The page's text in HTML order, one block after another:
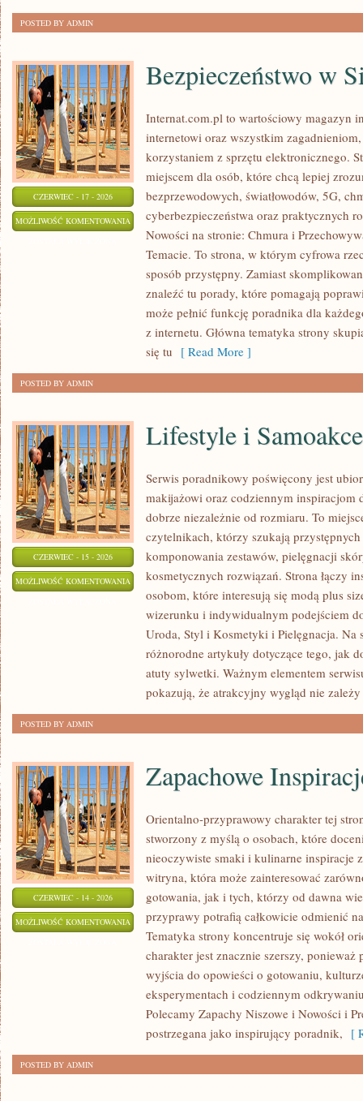
POSTED BY ADMIN
CZERWIEC - 17 - 2026
MOŻLIWOŚĆ KOMENTOWANIA BEZPIECZEŃSTWO
SIECI
Bezpieczeństwo w
Internat.com.pl to wartościowy magazyn
internetowi oraz wszystkim
korzystaniem z sprzętu elektronicznego.
miejscem dla osób, które chcą lepiej
bezprzewodowych, światłowodów, 5G,
cyberbezpieczeństwa oraz praktycznych
Nowości na stronie: Chmura i
Temacie. To strona, w którym cyfrowa
sposób przystępny. Zamiast
znaleźć tu porady, które pomagają
może pełnić funkcję poradnika dla
z internetu. Główna tematyka strony
się tu [ Read More ]
POSTED BY ADMIN
CZERWIEC - 15 - 2026
MOŻLIWOŚĆ KOMENTOWANIA LIFESTYLE
SAMOAKCEPTACJA
Lifestyle i
Serwis poradnikowy poświęcony jest
makijażowi oraz codziennym inspiracjom
dobrze niezależnie od rozmiaru. To
czytelnikach, którzy szukają
komponowania zestawów, pielęgnacji
kosmetycznych rozwiązań. Strona łączy
osobom, które interesują się modą plus
wizerunku i indywidualnym podejściem
Uroda, Styl i Kosmetyki i Pielęgnacja. Na
różnorodne artykuły dotyczące tego, jak
atuty sylwetki. Ważnym elementem
pokazują, że atrakcyjny wygląd nie zależy
POSTED BY ADMIN
CZERWIEC - 14 - 2026
MOŻLIWOŚĆ KOMENTOWANIA ZAPACHOWE
INSPIRACJE
Zapachowe
Orientalno-przyprawowy charakter tej
stworzony z myślą o osobach, które
nieoczywiste smaki i kulinarne inspiracje
witryna, która może zainteresować
gotowania, jak i tych, którzy od dawna
przyprawy potrafią całkowicie odmienić
Tematyka strony koncentruje się wokół
charakter jest znacznie szerszy,
wyjścia do opowieści o gotowaniu,
eksperymentach i codziennym
Polecamy Zapachy Niszowe i Nowości i
postrzegana jako inspirujący poradnik, [
POSTED BY ADMIN